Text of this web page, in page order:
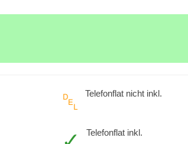
Telefonflat nicht inkl.
Telefonflat inkl.